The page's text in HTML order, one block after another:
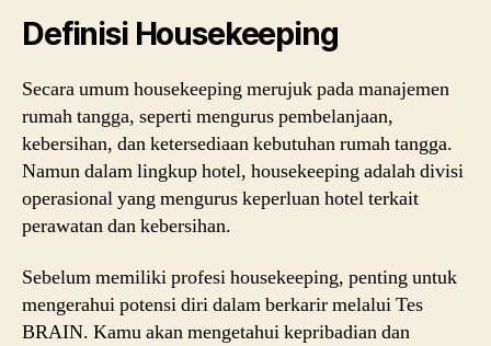
Definisi Housekeeping
Secara umum housekeeping merujuk pada manajemen
rumah tangga, seperti mengurus pembelanjaan,
kebersihan, dan ketersediaan kebutuhan rumah tangga.
Namun dalam lingkup hotel, housekeeping adalah divisi
operasional yang mengurus keperluan hotel terkait
perawatan dan kebersihan.
Sebelum memiliki profesi housekeeping, penting untuk
mengerahui potensi diri dalam berkarir melalui Tes
BRAIN. Kamu akan mengetahui kepribadian dan